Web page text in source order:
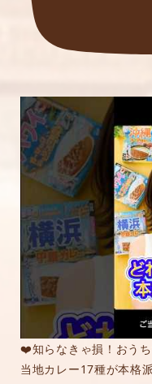
❤️知らなきゃ損！おう
当地カレー17種が本格